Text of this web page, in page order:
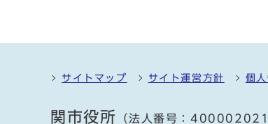
サイトマップ サイト運営方針 個
関市役所 （法人番号：